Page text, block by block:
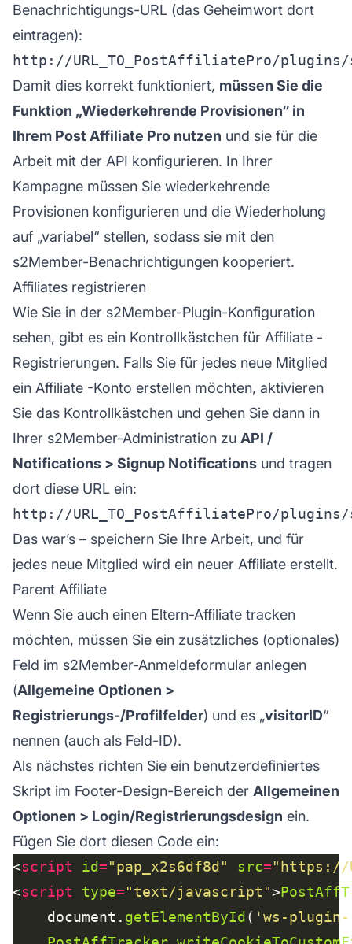
Benachrichtigungs-URL (das Geheimwort dort
eintragen):
Damit dies korrekt funktioniert, müssen Sie die
Funktion „Wiederkehrende Provisionen“ in
Ihrem Post Affiliate Pro nutzen und sie für die
Arbeit mit der API konfigurieren. In Ihrer
Kampagne müssen Sie wiederkehrende
Provisionen konfigurieren und die Wiederholung
auf „variabel“ stellen, sodass sie mit den
s2Member-Benachrichtigungen kooperiert.
Affiliates registrieren
Wie Sie in der s2Member-Plugin-Konfiguration
sehen, gibt es ein Kontrollkästchen für Affiliate -
Registrierungen. Falls Sie für jedes neue Mitglied
ein Affiliate -Konto erstellen möchten, aktivieren
Sie das Kontrollkästchen und gehen Sie dann in
Ihrer s2Member-Administration zu API /
Notifications > Signup Notifications und tragen
dort diese URL ein:
Das war’s – speichern Sie Ihre Arbeit, und für
jedes neue Mitglied wird ein neuer Affiliate erstellt.
Parent Affiliate
Wenn Sie auch einen Eltern-Affiliate tracken
möchten, müssen Sie ein zusätzliches (optionales)
Feld im s2Member-Anmeldeformular anlegen
(Allgemeine Optionen >
Registrierungs-/Profilfelder) und es „visitorID“
nennen (auch als Feld-ID).
Als nächstes richten Sie ein benutzerdefiniertes
Skript im Footer-Design-Bereich der Allgemeinen
Optionen > Login/Registrierungsdesign ein.
Fügen Sie dort diesen Code ein:
<script id="pap_x2s6df8d" src="https://
<script type="text/javascript">
	document.
getElementById( 'ws-